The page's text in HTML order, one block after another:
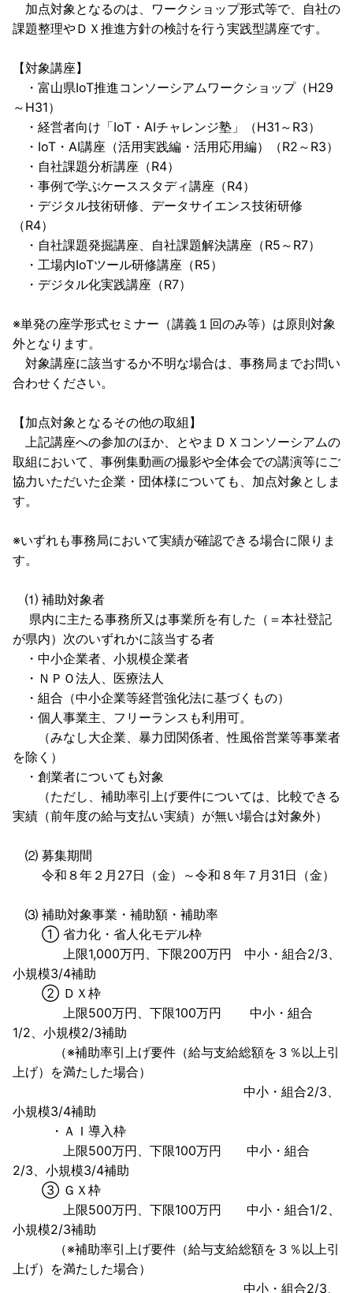
加点対象となるのは、ワークショップ形式等で、自社の
課題整理やＤＸ推進方針の検討を行う実践型講座です。
【対象講座】
・富山県IoT推進コンソーシアムワークショップ（H29
～H31）
・経営者向け「IoT・AIチャレンジ塾」（H31～R3）
・IoT・AI講座（活用実践編・活用応用編）（R2～R3）
・自社課題分析講座（R4）
・事例で学ぶケーススタディ講座（R4）
・デジタル技術研修、データサイエンス技術研修
（R4）
・自社課題発掘講座、自社課題解決講座（R5～R7）
・工場内IoTツール研修講座（R5）
・デジタル化実践講座（R7）
※単発の座学形式セミナー（講義１回のみ等）は原則対象
外となります。
対象講座に該当するか不明な場合は、事務局までお問い
合わせください。
【加点対象となるその他の取組】
上記講座への参加のほか、とやまＤＸコンソーシアムの
取組において、事例集動画の撮影や全体会での講演等にご
協力いただいた企業・団体様についても、加点対象としま
す。
※いずれも事務局において実績が確認できる場合に限りま
す。
⑴ 補助対象者
県内に主たる事務所又は事業所を有した（＝本社登記
が県内）次のいずれかに該当する者
・中小企業者、小規模企業者
・ＮＰＯ法人、医療法人
・組合（中小企業等経営強化法に基づくもの）
・個人事業主、フリーランスも利用可。
（みなし大企業、暴力団関係者、性風俗営業等事業者
を除く）
・創業者についても対象
（ただし、補助率引上げ要件については、比較できる
実績（前年度の給与支払い実績）が無い場合は対象外）
⑵ 募集期間
令和８年２月27日（金）～令和８年７月31日（金）
⑶ 補助対象事業・補助額・補助率
① 省力化・省人化モデル枠
上限1,000万円、下限200万円 中小・組合2/3、
小規模3/4補助
② ＤＸ枠
上限500万円、下限100万円 中小・組合
1/2、小規模2/3補助
（※補助率引上げ要件（給与支給総額を３％以上引
上げ）を満たした場合）
中小・組合2/3、
小規模3/4補助
・ＡＩ導入枠
上限500万円、下限100万円 中小・組合
2/3、小規模3/4補助
③ ＧＸ枠
上限500万円、下限100万円 中小・組合1/2、
小規模2/3補助
（※補助率引上げ要件（給与支給総額を３％以上引
上げ）を満たした場合）
中小・組合2/3、